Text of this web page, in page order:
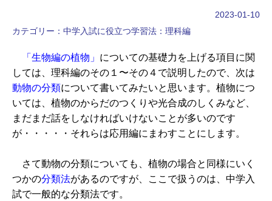
2023-01-10
カテゴリー： 中学入試に役立つ学習法：理科編
「生物編の植物」 についての基礎力を上げる項目に関
しては、理科編のその１〜その４で説明したので、次は
動物の分類について書いてみたいと思います。植物につ
いては、植物のからだのつくりや光合成のしくみなど、
まだまだ話をしなければいけないことが多いのです
が・・・・・それらは応用編にまわすことにします。
さて動物の分類についても、植物の場合と同様にいく
つかの分類法があるのですが、ここで扱うのは、中学入
試で一般的な分類法です。